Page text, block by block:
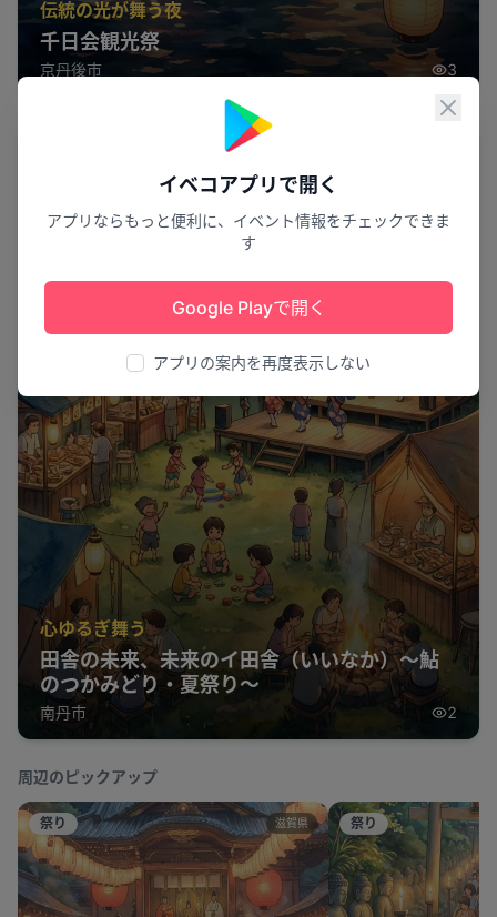
閉じ
イベコアプリで開く
アプリならもっと便利に、イベント情報をチェックできま
す
Google Playで開く
アプリの案内を再度表示しない
伝統の光が舞う夜
千日会観光祭
京丹後市 3
心ゆるぎ舞う
田舎の未来、未来のイ田舎（いいなか）～鮎
のつかみどり・夏祭り～
南丹市 2
周辺のピックアップ
祭り 滋賀県 祭り